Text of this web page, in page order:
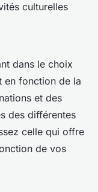
culturelles
dans le choix
en fonction de la
et des
des différentes
celle qui offre
de vos